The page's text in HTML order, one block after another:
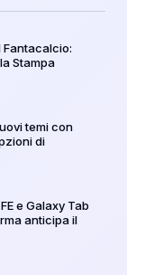
Stampa
temi con
di
e Galaxy Tab
anticipa il